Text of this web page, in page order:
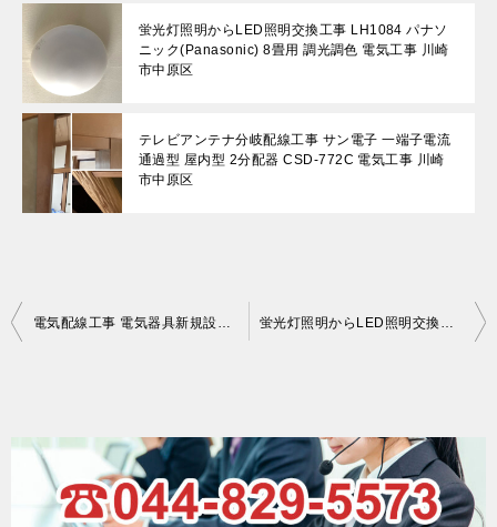
蛍光灯照明からLED照明交換工事 LH1084 パナソ
ニック(Panasonic) 8畳用 調光調色 電気工事 川崎
市中原区
テレビアンテナ分岐配線工事 サン電子 一端子電流
通過型 屋内型 2分配器 CSD-772C 電気工事 川崎
市中原区
投
電気配線工事 電気器具新規設置工事 エアコン・ドアフォン取付工事 電気工事 川崎市中原区 蛍光灯照明からLED照明交換工事 LH1084 パナソニック(Panasonic) 8畳用 調光調色 電気工事 川崎市中原区